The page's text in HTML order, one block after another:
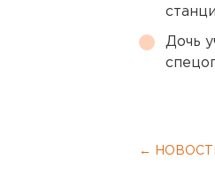
Дочь
←